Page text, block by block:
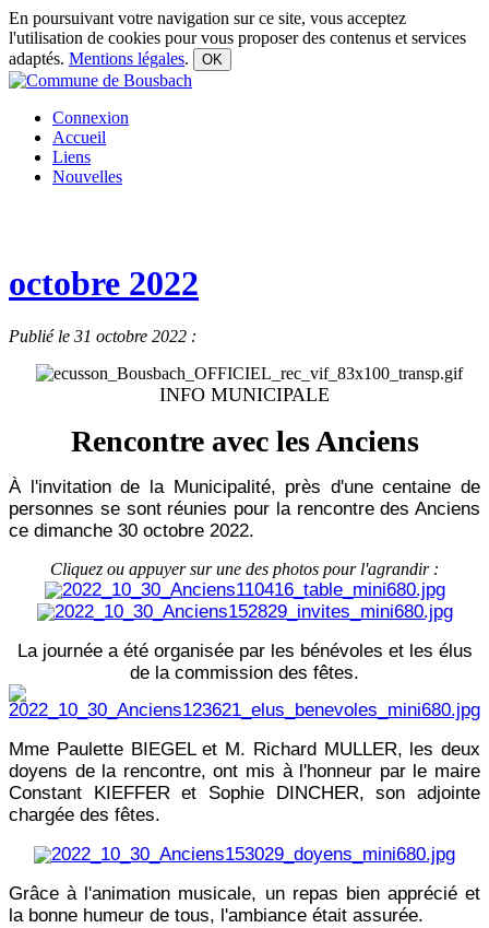
En poursuivant votre navigation sur ce site, vous acceptez
l'utilisation de cookies pour vous proposer des contenus et services
adaptés. Mentions légales. OK
Connexion
Accueil
Liens
Nouvelles
octobre 2022
Publié le 31 octobre 2022 :
INFO MUNICIPALE
Rencontre avec les Anciens
À l'invitation de la Municipalité, près d'une centaine de
personnes se sont réunies pour la rencontre des Anciens
ce dimanche 30 octobre 2022.
Cliquez ou appuyer sur une des photos pour l'agrandir :
La journée a été organisée par les bénévoles et les élus
de la commission des fêtes.
Mme Paulette BIEGEL et M. Richard MULLER, les deux
doyens de la rencontre, ont mis à l'honneur par le maire
Constant KIEFFER et Sophie DINCHER, son adjointe
chargée des fêtes.
Grâce à l'animation musicale, un repas bien apprécié et
la bonne humeur de tous, l'ambiance était assurée.